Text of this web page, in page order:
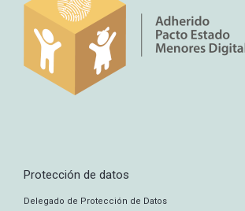
Protección de datos
Delegado de Protección de Datos